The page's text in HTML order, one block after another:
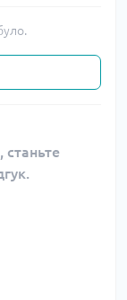
станьте